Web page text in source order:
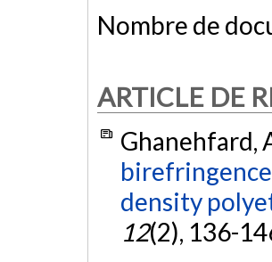
Nombre de
ARTICLE DE
Ghanehfard,
density
12(2), 136-